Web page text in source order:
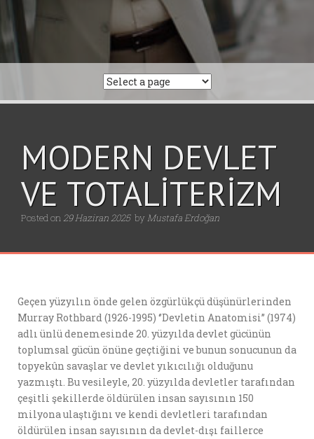
MODERN DEVLET
VE TOTALİTERİZM
Posted on 29 Haziran 2025 by Mustafa Erdoğan
Geçen yüzyılın önde gelen özgürlükçü düşünürlerinden
Murray Rothbard (1926-1995) ‘’Devletin Anatomisi’’ (1974)
adlı ünlü denemesinde 20. yüzyılda devlet gücünün
toplumsal gücün önüne geçtiğini ve bunun sonucunun da
topyekûn savaşlar ve devlet yıkıcılığı olduğunu
yazmıştı. Bu vesileyle, 20. yüzyılda devletler tarafından
çeşitli şekillerde öldürülen insan sayısının 150
milyona ulaştığını ve kendi devletleri tarafından
öldürülen insan sayısının da devlet-dışı faillerce